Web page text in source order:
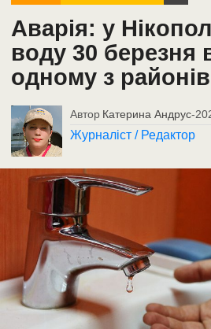
Аварія: у
воду 30 березня
одному з районів
Автор Катерина Андрус-
Журналіст / Редактор